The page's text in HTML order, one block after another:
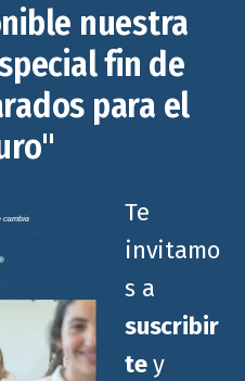
nuestra
fin de
para el
Te
invitamo
s a
suscribir
tey